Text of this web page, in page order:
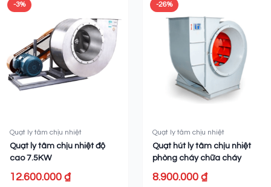
-3%
Quạt ly tâm chịu nhiệt
Quạt ly tâm chịu nhiệt độ
cao 7.5KW
12.600.000 ₫
-26%
Quạt ly tâm chịu nhiệt
Quạt hút ly tâm chịu nhiệt
phòng cháy chữa cháy
8.900.000 ₫